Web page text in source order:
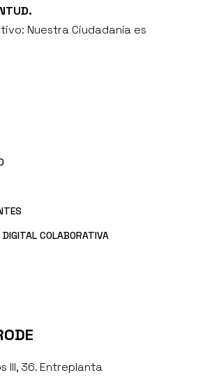
Nuestra Ciudadanía es
COLABORATIVA
III, 36. Entreplanta